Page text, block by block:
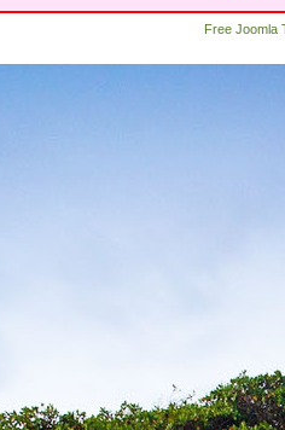
Free Joomla